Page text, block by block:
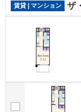
賃貸 | マンション ザ